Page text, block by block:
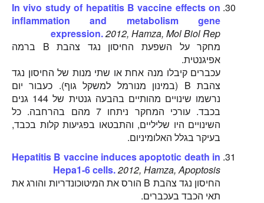
In vivo study of hepatitis B vaccine effects on
inflammation and metabolism gene
expression.2012, Hamza, Mol Biol Rep
מחקר על השפעת החיסון נגד צהבת B ברמה
אפיגנטית.
עכברים קיבלו מנה אחת או שתי מנות של החיסון נגד
צהבת B (במינון מנורמל למשקל גוף). כעבור יום
נרשמו שינויים מהותיים בהבעה גנטית של 144 גנים
בכבד. עורכי המחקר ניתחו 7 מהם בהרחבה. כל
השינויים היו שליליים, והתבטאו בפגיעות קלות בכבד,
בעיקר בגלל האלומיניום.
Hepatitis B vaccine induces apoptotic death in
Hepa1-6 cells.2012, Hamza, Apoptosis
החיסון נגד צהבת B הורס את המיטוכונדריות והורג את
תאי הכבד בעכברים.